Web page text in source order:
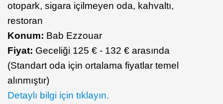
otopark, sigara içilmeyen oda, kahvaltı,
restoran
Konum: Bab Ezzouar
Fiyat: Geceliği 125 € - 132 € arasında
(Standart oda için ortalama fiyatlar temel
alınmıştır)
Detaylı bilgi için tıklayın.